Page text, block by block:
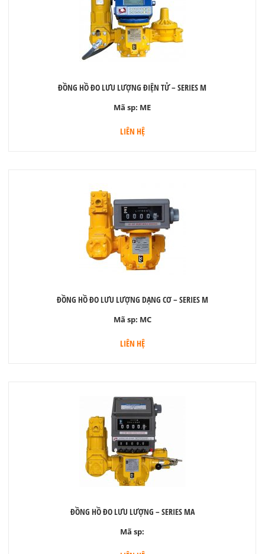
ĐỒNG HỒ ĐO LƯU LƯỢNG ĐIỆN TỬ – SERIES M
Mã sp: ME
LIÊN HỆ
ĐỒNG HỒ ĐO LƯU LƯỢNG DẠNG CƠ – SERIES M
Mã sp: MC
LIÊN HỆ
ĐỒNG HỒ ĐO LƯU LƯỢNG – SERIES MA
Mã sp: